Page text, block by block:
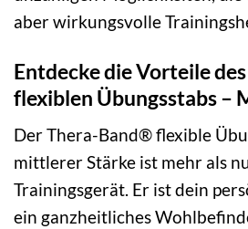
aber wirkungsvolle
Entdecke die Vorteile
flexiblen Übungsstabs –
Der Thera-Band® flexible
mittlerer Stärke ist mehr als
Trainingsgerät. Er ist dein
ein ganzheitliches